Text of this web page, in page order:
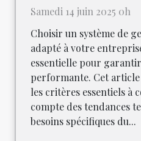
Samedi 14 juin 2025 0h
Choisir un système de
adapté à votre
essentielle pour
performante. Cet
les critères essentiels à
compte des tendances
besoins spécifiques du...